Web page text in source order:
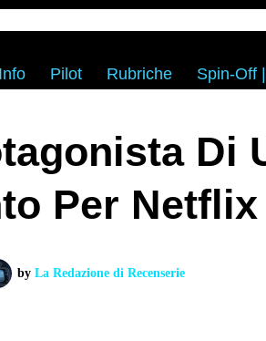
Info Pilot Rubriche Spin-Off
Di
Per Netflix
by La Redazione di Recenserie